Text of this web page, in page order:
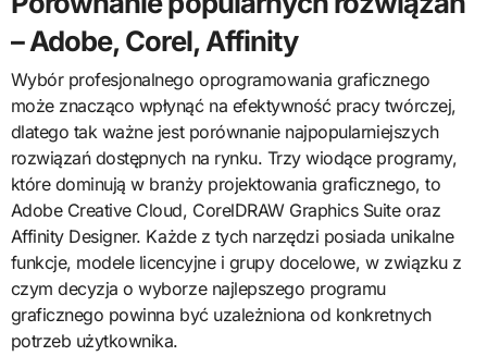
– Adobe, Corel, Affinity
Wybór profesjonalnego oprogramowania graficznego
może znacząco wpłynąć na efektywność pracy twórczej,
dlatego tak ważne jest porównanie najpopularniejszych
rozwiązań dostępnych na rynku. Trzy wiodące programy,
które dominują w branży projektowania graficznego, to
Adobe Creative Cloud, CorelDRAW Graphics Suite oraz
Affinity Designer. Każde z tych narzędzi posiada unikalne
funkcje, modele licencyjne i grupy docelowe, w związku z
czym decyzja o wyborze najlepszego programu
graficznego powinna być uzależniona od konkretnych
potrzeb użytkownika.